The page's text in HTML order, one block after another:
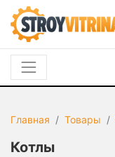
Главная Товары
Котлы